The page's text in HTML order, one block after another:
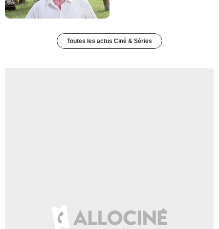
Toutes les actus Ciné & Séries